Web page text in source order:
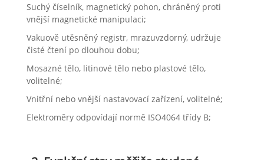
Suchý číselník, magnetický pohon, chráněný proti
vnější magnetické manipulaci;
Vakuově utěsněný registr, mrazuvzdorný, udržuje
čisté čtení po dlouhou dobu;
Mosazné tělo, litinové tělo nebo plastové tělo,
volitelné;
Vnitřní nebo vnější nastavovací zařízení, volitelné;
Elektroměry odpovídají normě ISO4064 třídy B;